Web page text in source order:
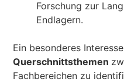
Forschung zur
Endlagern.
Ein besonderes
Querschnittsthemen
Fachbereichen zu